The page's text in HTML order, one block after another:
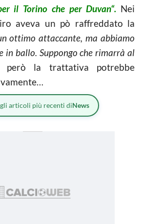
il Torino che per Duvan“. Nei
aveva un pò raffreddato la
ottimo attaccante, ma abbiamo
in ballo. Suppongo che rimarrà al
la trattativa potrebbe
gli articoli più recenti diNews